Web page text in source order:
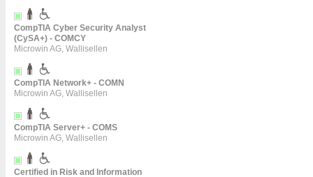
CompTIA Cyber Security Analyst
(CySA+) - COMCY
Microwin AG, Wallisellen
CompTIA Network+ - COMN
Microwin AG, Wallisellen
CompTIA Server+ - COMS
Microwin AG, Wallisellen
Certified in Risk and Information